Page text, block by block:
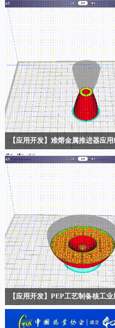
【应用开发】难熔金属推进器应
升华三维PEP技术可解决难熔金属快速
于极端温度应用的高质量增材制造解决
【应用开发】PEP工艺制备核工
PEP工艺能够使得多孔过滤组件实现快
使用效率…